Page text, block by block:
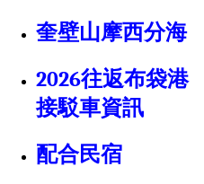
奎壁山摩西分海
2026往返布袋港
接駁車資訊
配合民宿